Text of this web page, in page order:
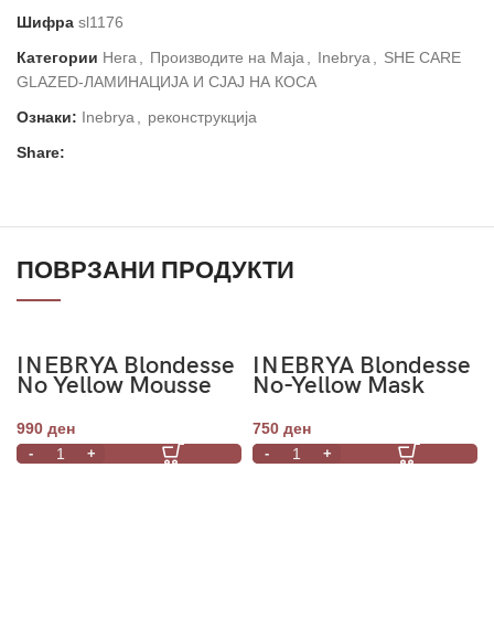
Шифра sl1176
Категории Нега Производите на Маја Inebrya
SHE CARE
GLAZED-ЛАМИНАЦИЈА И СЈАЈ НА КОСА
Ознаки: Inebrya
реконструкција
Share:
ПОВРЗАНИ ПРОДУКТИ
INEBRYA Blondesse
No Yellow Mousse
Treatment 250ml
990 ден
INEBRYA Blondesse
No-Yellow Mask
750 ден